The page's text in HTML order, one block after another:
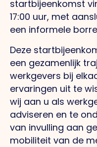
startbijeenkomst
17:00 uur, met
een informele
Deze
een gezamenlijk
werkgevers bij
ervaringen uit te
wij aan u als
adviseren en te
van invulling aan
mobiliteit van de